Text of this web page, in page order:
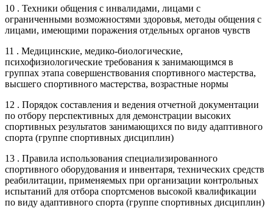
10 . Техники общения с инвалидами, лицами с
ограниченными возможностями здоровья, методы общения с
лицами, имеющими поражения отдельных органов чувств
11 . Медицинские, медико-биологические,
психофизиологические требования к занимающимся в
группах этапа совершенствования спортивного мастерства,
высшего спортивного мастерства, возрастные нормы
12 . Порядок составления и ведения отчетной документации
по отбору перспективных для демонстрации высоких
спортивных результатов занимающихся по виду адаптивного
спорта (группе спортивных дисциплин)
13 . Правила использования специализированного
спортивного оборудования и инвентаря, технических средств
реабилитации, применяемых при организации контрольных
испытаний для отбора спортсменов высокой квалификации
по виду адаптивного спорта (группе спортивных дисциплин)